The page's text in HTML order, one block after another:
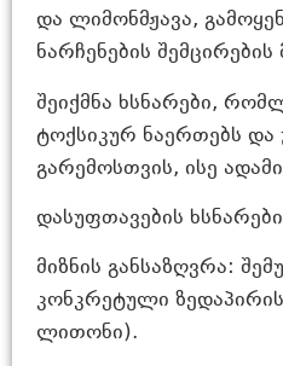
და ლიმონმჟავა,
ნარჩენების შემცირების
შეიქმნა ხსნარები,
ტოქსიკურ ნაერთებს
გარემოსთვის, ისე
დასუფთავების
მიზნის განსაზღვრა:
კონკრეტული
ლითონი).